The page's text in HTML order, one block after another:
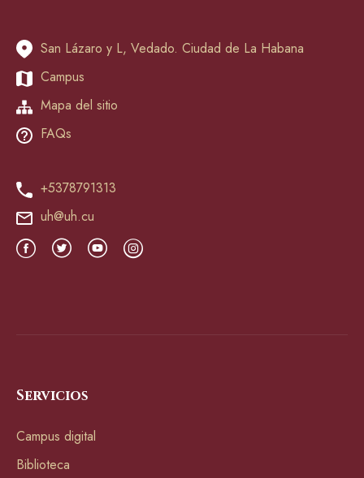
San Lázaro y L, Vedado. Ciudad de La Habana
Campus
Mapa del sitio
FAQs
+5378791313
uh@uh.cu
Servicios
Campus digital
Biblioteca